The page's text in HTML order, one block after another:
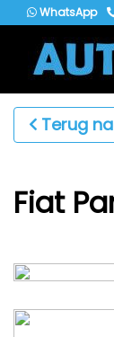
WhatsApp
Terug
Fiat